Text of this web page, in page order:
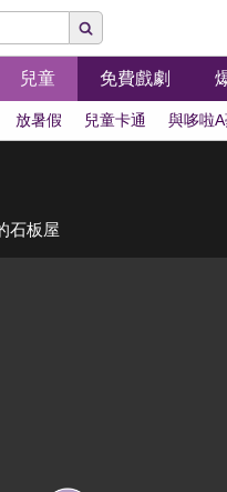
兒童 免費戲劇
放暑假 兒童卡通 與哆啦
石板屋